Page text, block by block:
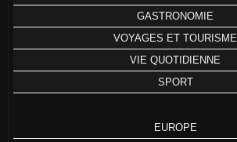
GASTRONOMIE
VOYAGES ET TOURISME
VIE QUOTIDIENNE
SPORT
EUROPE